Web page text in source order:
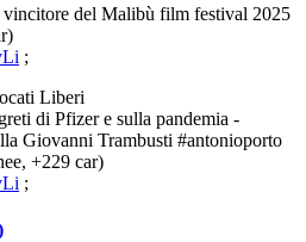
del Malibù film festival 2025
;
Liberi
di Pfizer e sulla pandemia -
Giovanni Trambusti #antonioporto
+229 car)
;